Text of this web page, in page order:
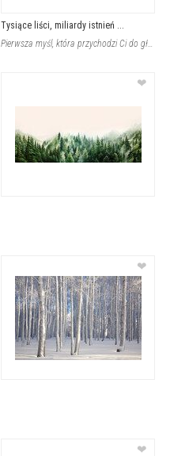
Tysiące liści, miliardy istnień ...
Pierwsza myśl, która przychodzi Ci do głowy, pierwsza, która świta, gdy oczy ski
❤
❤
❤